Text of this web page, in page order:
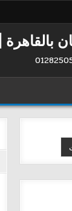
|01282505052